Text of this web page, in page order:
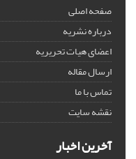
صفحه اصلی
درباره نشریه
اعضای هیات تحریریه
ارسال مقاله
تماس با ما
نقشه سایت
آخرین اخبار